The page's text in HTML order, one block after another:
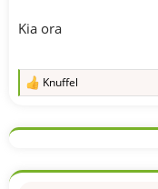
Kia ora
R
k
o
Knuffel